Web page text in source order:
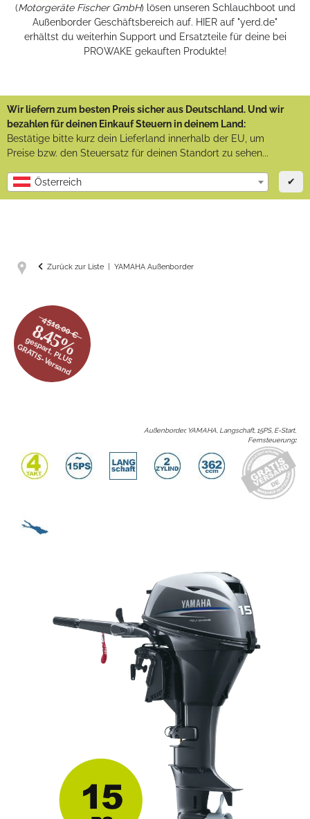
(Motorgeräte Fischer GmbH) lösen unseren Schlauchboot und
Außenborder Geschäftsbereich auf. HIER auf "yerd.de"
erhältst du weiterhin Support und Ersatzteile für deine bei
PROWAKE gekauften Produkte!
Wir liefern zum besten Preis sicher aus Deutschland. Und wir
bezahlen für deinen Einkauf Steuern in deinem Land:
Bestätige bitte kurz dein Lieferland innerhalb der EU, um
Preise bzw. den Steuersatz für deinen Standort zu sehen...
Österreich ✔
Zurück zur Liste YAMAHA Außenborder
4510.00 €
8.45%
gespart, PLUS
GRATIS-Versand
Außenborder, YAMAHA, Langschaft, 15PS, E-Start,
Fernsteuerung: